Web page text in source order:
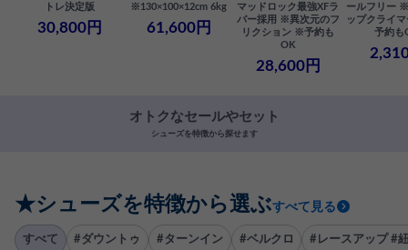
トレ決定版
30,800円
※130×100×12cm 6kg
61,600円
マッドロック最強XFラ
バー採用 ※異次元のフ
リクション ※予約も
OK
28,600円
ールフリー
ップクライ
予約も
オトクなセールやセット
シューズを特徴から探せます
★シューズを特徴から選ぶすべて見る
すべて #ダウントゥ #ターンイン #ベルクロ #レースアップ #